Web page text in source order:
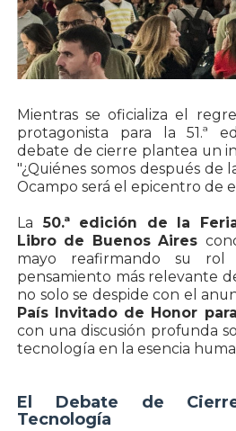
Mientras se oficializa el
protagonista para la 51.ª
debate de cierre plantea un
"¿Quiénes somos después de
Ocampo será el epicentro de
La 50.ª edición de la
Libro de Buenos Aires
mayo reafirmando su
pensamiento más relevante
no solo se despide con el
País Invitado de Honor
con una discusión profunda
tecnología en la esencia
El Debate de
Tecnología